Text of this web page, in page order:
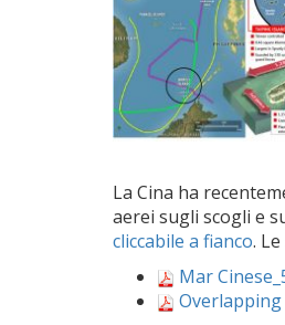
La Cina ha
aerei sugli scogli e
cliccabile a fianco.
Mar
Overlapping